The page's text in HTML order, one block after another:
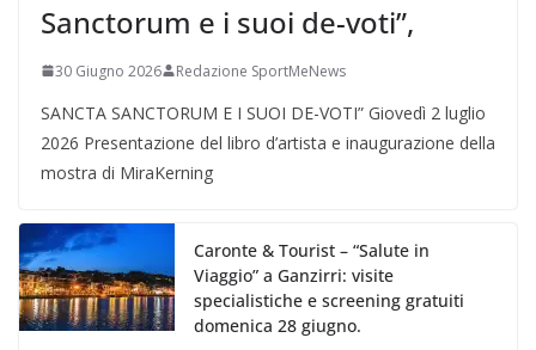
Sanctorum e i suoi de-voti”,
30 Giugno 2026 Redazione SportMeNews
SANCTA SANCTORUM E I SUOI DE-VOTI” Giovedì 2 luglio
2026 Presentazione del libro d’artista e inaugurazione della
mostra di MiraKerning
Caronte & Tourist – “Salute in
Viaggio” a Ganzirri: visite
specialistiche e screening gratuiti
domenica 28 giugno.